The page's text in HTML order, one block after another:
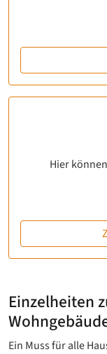
Hier
Einzelheiten
Ein Muss für alle